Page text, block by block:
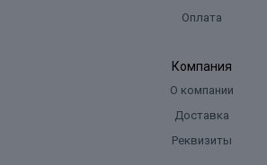
Оплата
Компания
О компании
Доставка
Реквизиты